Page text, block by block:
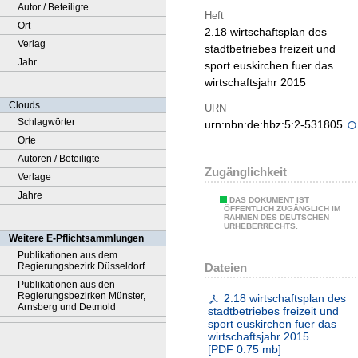
Autor / Beteiligte
Ort
Verlag
Jahr
Clouds
Schlagwörter
Orte
Autoren / Beteiligte
Verlage
Jahre
Weitere E-Pflichtsammlungen
Publikationen aus dem
Regierungsbezirk Düsseldorf
Publikationen aus den
Regierungsbezirken Münster,
Arnsberg und Detmold
Heft
2.18 wirtschaftsplan des
stadtbetriebes freizeit und
sport euskirchen fuer das
wirtschaftsjahr 2015
URN
urn:nbn:de:hbz:5:2-531805
Zugänglichkeit
DAS DOKUMENT IST
ÖFFENTLICH ZUGÄNGLICH IM
RAHMEN DES DEUTSCHEN
URHEBERRECHTS.
Dateien
2.18 wirtschaftsplan des
stadtbetriebes freizeit und
sport euskirchen fuer das
wirtschaftsjahr 2015
[PDF 0.75 mb]